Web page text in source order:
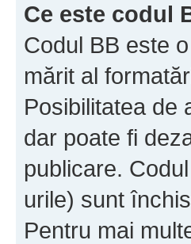
Ce este codul
Codul BB este
mărit al
Posibilitatea de
dar poate fi
publicare.
urile) sunt
Pentru mai